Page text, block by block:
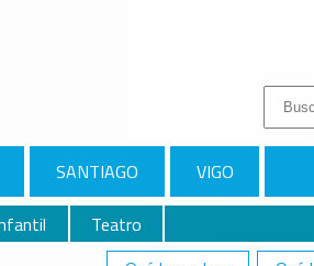
Buscar:
SANTIAGO VIGO
Teatro